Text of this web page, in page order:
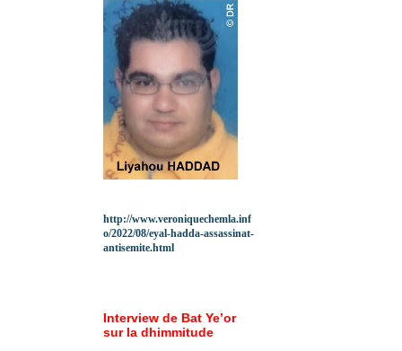
http://www.veroniquechemla.inf
o/2022/08/eyal-hadda-assassinat-
antisemite.html
Interview de Bat Ye’or
sur la dhimmitude